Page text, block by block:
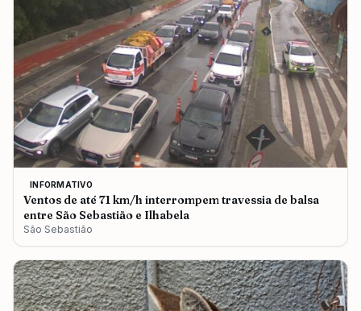
INFORMATIVO
Ventos de até 71 km/h interrompem travessia de balsa
entre São Sebastião e Ilhabela
São Sebastião